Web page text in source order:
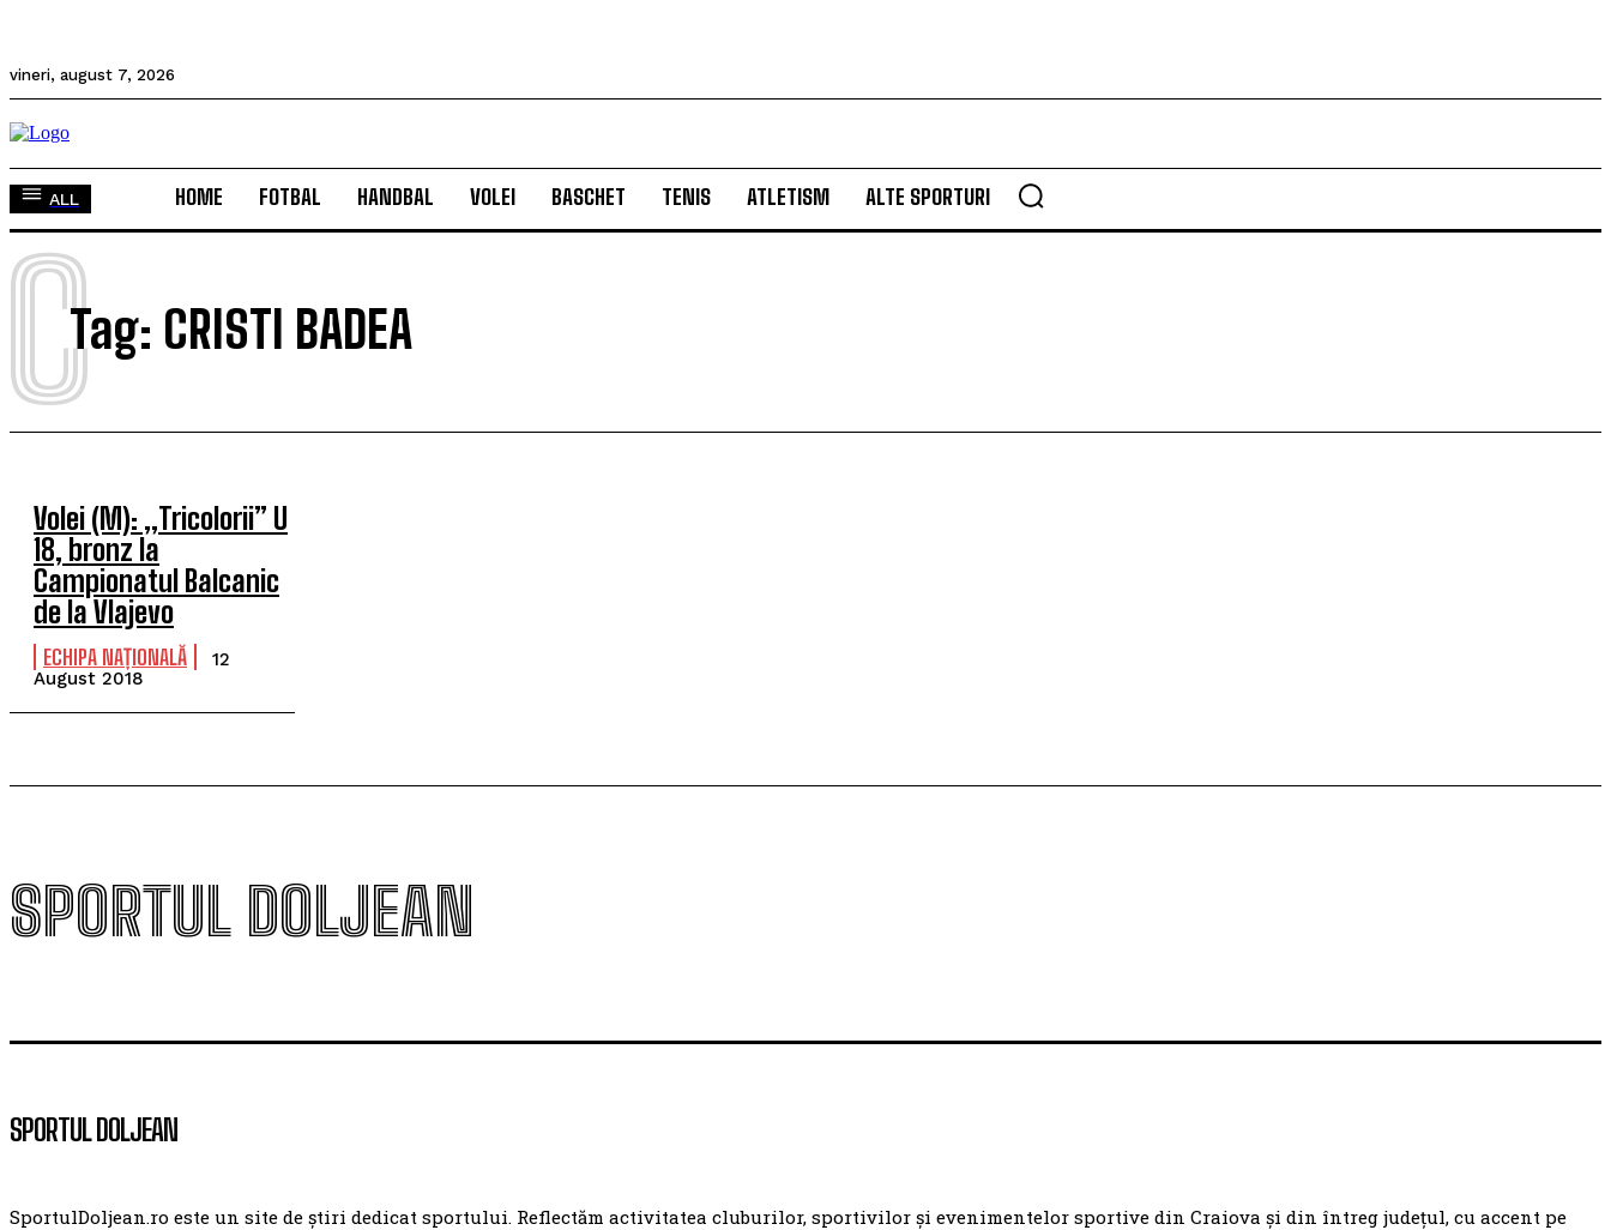
vineri, august 7, 2026
ALL HOME FOTBAL HANDBAL VOLEI BASCHET TENIS ATLETISM ALTE SPORTURI
Tag: CRISTI BADEA
C
Volei (M): „Tricolorii” U
18, bronz la
Campionatul Balcanic
de la Vlajevo
ECHIPA NAȚIONALĂ
12
August 2018
SPORTUL DOLJEAN
SPORTUL DOLJEAN
SportulDoljean.ro este un site de știri dedicat sportului. Reflectăm activitatea cluburilor, sportivilor și evenimentelor sportive din Craiova și din întreg județul, cu accent pe